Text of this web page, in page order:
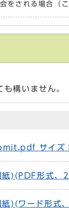
される場合（
構いません。
サイ
紙)(PDF形式
紙)(ワード形